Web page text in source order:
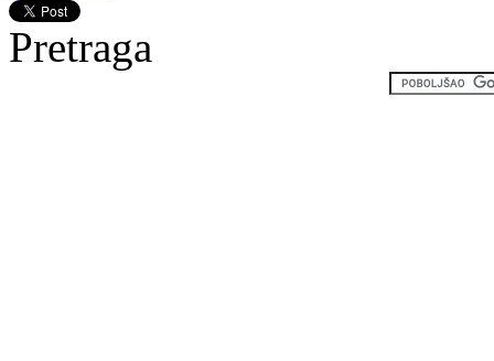
Pretraga